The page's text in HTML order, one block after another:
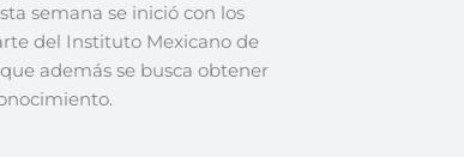
semana se inició con los
del Instituto Mexicano de
además se busca obtener